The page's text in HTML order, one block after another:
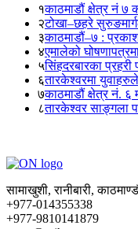
१काठमाडौं क्षेत्र नं ७
२टोखा–छहरे
३काठमाडौं–७ :
४एमालेको
५सिंहदरबारका
६तारकेश्वरमा युवाहरुले
७काठमाडौं क्षेत्र नं. ६
८तारकेश्वर साङ्गला
सामाखुशी, रानीबारी,
+977-014355338
+977-9810141879